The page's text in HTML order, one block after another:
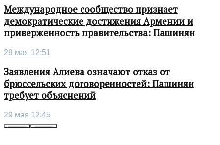
Международное сообщество признает
демократические достижения Армении и
приверженность правительства: Пашинян
29 мая 12:51
Заявления Алиева означают отказ от
брюссельских договоренностей: Пашинян
требует объяснений
29 мая 12:45